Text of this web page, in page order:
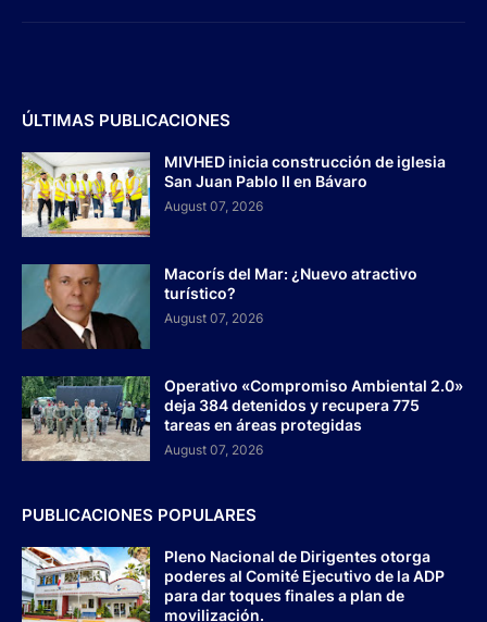
ÚLTIMAS PUBLICACIONES
MIVHED inicia construcción de iglesia
San Juan Pablo II en Bávaro
August 07, 2026
Macorís del Mar: ¿Nuevo atractivo
turístico?
August 07, 2026
Operativo «Compromiso Ambiental 2.0»
deja 384 detenidos y recupera 775
tareas en áreas protegidas
August 07, 2026
PUBLICACIONES POPULARES
Pleno Nacional de Dirigentes otorga
poderes al Comité Ejecutivo de la ADP
para dar toques finales a plan de
movilización.